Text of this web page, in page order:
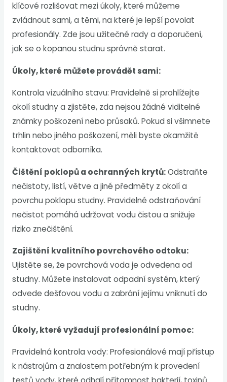
klíčové rozlišovat mezi úkoly, které můžeme
zvládnout sami, a těmi, na které je lepší povolat
profesionály. Zde jsou užitečné rady a doporučení,
jak se o kopanou studnu správně starat.
Úkoly, které můžete provádět sami:
Kontrola vizuálního stavu: Pravidelně si prohlížejte
okolí studny a zjistěte, zda nejsou žádné viditelné
známky poškození nebo průsaků. Pokud si všimnete
trhlin nebo jiného poškození, měli byste okamžitě
kontaktovat odborníka.
Čištění poklopů a ochranných krytů:Odstraňte
nečistoty, listí, větve a jiné předměty z okolí a
povrchu poklopu studny. Pravidelné odstraňování
nečistot pomáhá udržovat vodu čistou a snižuje
riziko znečištění.
Zajištění kvalitního povrchového odtoku:
Ujistěte se, že povrchová voda je odvedena od
studny. Můžete instalovat odpadní systém, který
odvede dešťovou vodu a zabrání jejímu vniknutí do
studny.
Úkoly, které vyžadují profesionální pomoc:
Pravidelná kontrola vody: Profesionálové mají přístup
k nástrojům a znalostem potřebným k provedení